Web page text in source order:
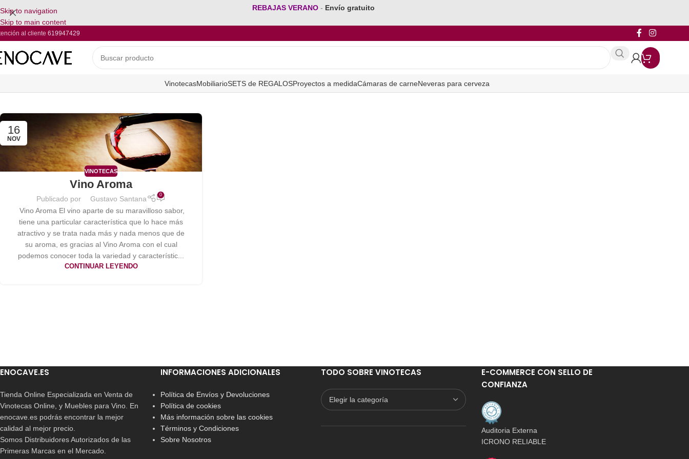
Skip to navigation
Skip to main content
REBAJAS VERANO - Envío gratuito
al cliente 619947429
VinotecasMobiliarioSETS de REGALOSProyectos a medidaCámaras de carneNeveras para cerveza
16
NOV
VINOTECAS
Vino Aroma
Publicado por Gustavo Santana 0
Vino Aroma El vino aparte de su maravilloso sabor,
tiene una particular característica que lo hace más
atractivo y se trata nada más y nada menos que de
su aroma, es gracias al Vino Aroma con el cual
podemos conocer toda la variedad y característic...
CONTINUAR LEYENDO
ENOCAVE.ES
Tienda Online Especializada en Venta de
Vinotecas Online, y Muebles para Vino. En
enocave.es podrás encontrar la mejor
calidad al mejor precio.
Somos Distribuidores Autorizados de las
Primeras Marcas en el Mercado.
INFORMACIONES ADICIONALES
Política de Envíos y Devoluciones
Política de cookies
Más información sobre las cookies
Términos y Condiciones
Sobre Nosotros
TODO SOBRE VINOTECAS
E-COMMERCE CON SELLO DE
CONFIANZA
Auditoria Externa
ICRONO RELIABLE